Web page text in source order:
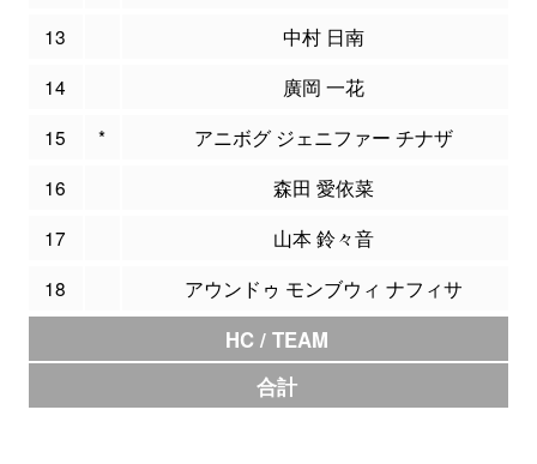
13
中村 日南
14
廣岡 一花
15
*
アニボグ ジェニファー チナザ
16
森田 愛依菜
17
山本 鈴々音
18
アウンドゥ モンブウィ ナフィサ
HC / TEAM
合計